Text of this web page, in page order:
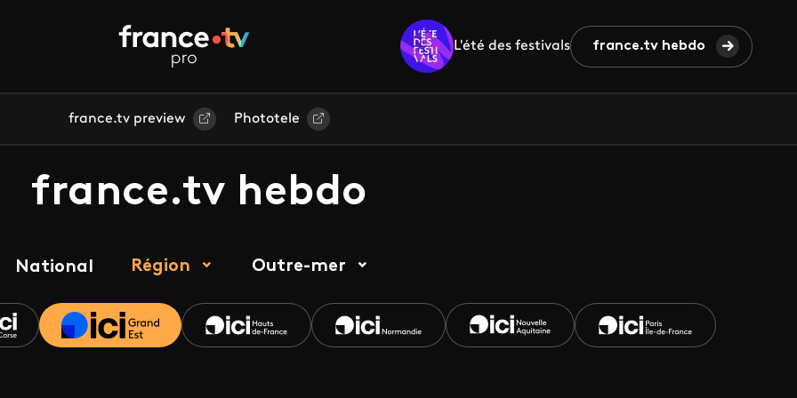
L'été des festivals france.tv hebdo
france.tv preview Phototele
france.tv hebdo
National Région Outre-mer